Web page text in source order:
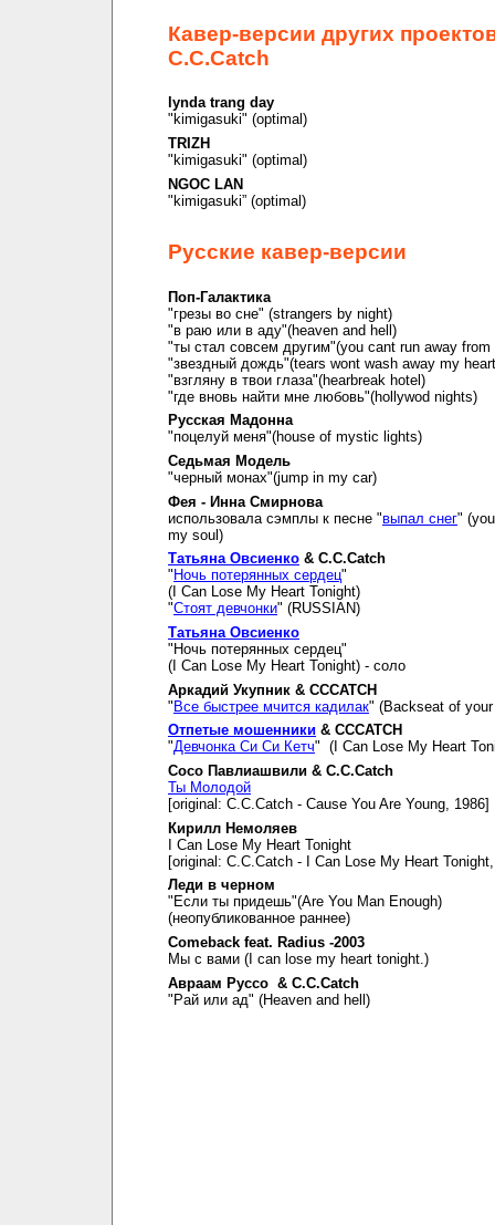
Кавер-версии других
C.C.Catch
lynda trang day
"kimigasuki" (optimal)
TRIZH
"kimigasuki" (optimal)
NGOC LAN
"kimigasuki” (optimal)
Русские кавер-версии
Поп-Галактика
"грезы во сне" (strangers by night)
"в раю или в аду"(heaven and hell)
"ты стал совсем другим"(you cant run away from
"звездный дождь"(tears wont wash away my
"взгляну в твои глаза"(hearbreak hotel)
"где вновь найти мне любовь"(hollywod nights)
Русская Мадонна
"поцелуй меня"(house of mystic lights)
Седьмая Модель
"черный монах"(jump in my car)
Фея - Инна Смирнова
использовала сэмплы к песне "выпал снег"
my soul)
Татьяна Овсиенко & C.C.Catch
" Ночь потерянных сердец"
(I Can Lose My Heart Tonight)
"Стоят девчонки" (RUSSIAN)
Татьяна Овсиенко
"Ночь потерянных сердец"
(I Can Lose My Heart Tonight) - соло
Аркадий Укупник & CCCATCH
"Все быстрее мчится кадилак" (Backseat of
Отпетые мошенники & CCCATCH
"Девчонка Си Си Кетч" (I Can Lose My Heart
Сосо Павлиашвили & C.C.Catch
Ты Молодой
[original: C.C.Catch - Cause You Are Young, 1986]
Кирилл Немоляев
I Can Lose My Heart Tonight
[original: C.C.Catch - I Can Lose My Heart
Леди в черном
"Если ты придешь"(Are You Man Enough)
(неопубликованное раннее)
Comeback feat. Radius -2003
Мы с вами (I can lose my heart tonight.)
Авраам Руссо & C.C.Catch
"Рай или ад" (Heaven and hell)